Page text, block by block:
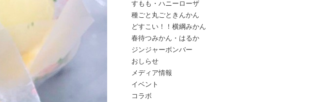
すもも・ハニーローザ
種ごと丸ごときんかん
どすこい！！横綱みかん
春待つみかん・はるか
ジンジャーボンバー
おしらせ
メディア情報
イベント
コラボ